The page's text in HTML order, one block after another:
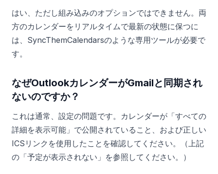
はい、ただし組み込みのオプションではできません。両
方のカレンダーをリアルタイムで最新の状態に保つに
は、SyncThemCalendarsのような専用ツールが必要で
す。
なぜOutlookカレンダーがGmailと同期され
ないのですか？
これは通常、設定の問題です。カレンダーが「すべての
詳細を表示可能」で公開されていること、および正しい
ICSリンクを使用したことを確認してください。（上記
の「予定が表示されない」を参照してください。）